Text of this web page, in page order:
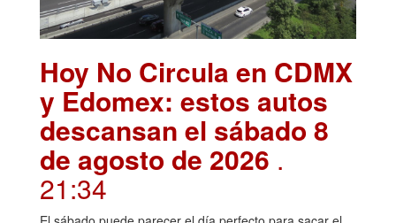
Hoy No Circula en CDMX
y Edomex: estos autos
descansan el sábado 8
de agosto de 2026 .
21:34